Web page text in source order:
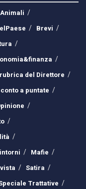
Animali
Brevi
del Direttore
a puntate
Mafie
Satira
Trattative